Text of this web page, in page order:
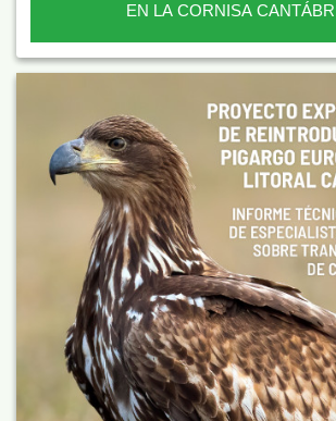
EN LA CORNISA